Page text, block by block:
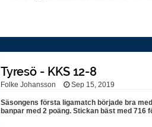
Tyresö - KKS 12-8
Folke Johansson Sep 15, 2019
Säsongens första ligamatch började bra
banpar med 2 poäng. Stickan bäst med 716